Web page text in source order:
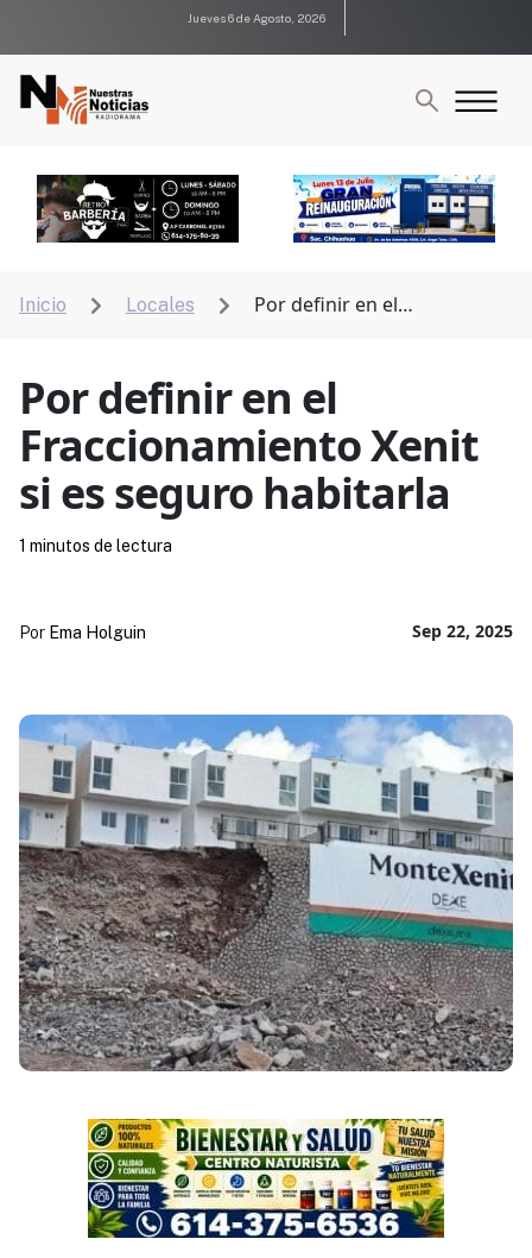
Jueves 6 de Agosto, 2026
Inicio  Locales 
Por definir en el
Por definir en el
Fraccionamiento Xenit
si es seguro habitarla
Sep 22, 2025
Por Ema Holguin
1 minutos de lectura